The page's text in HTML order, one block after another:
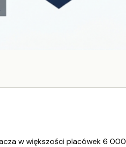
w większości placówek 6 000